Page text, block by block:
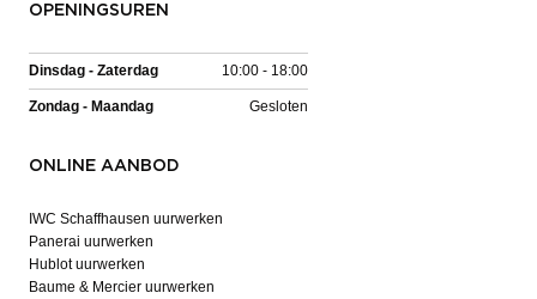
OPENINGSUREN
Dinsdag - Zaterdag 10:00 - 18:00
Zondag - Maandag Gesloten
ONLINE AANBOD
IWC Schaffhausen uurwerken
Panerai uurwerken
Hublot uurwerken
Baume & Mercier uurwerken